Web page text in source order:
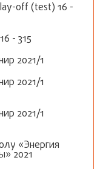
off (test) 16 -
- 315
2021/1
2021/1
2021/1
«Энергия
2021